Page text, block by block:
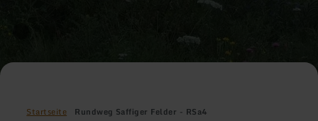
Startseite Rundweg Saffiger Felder - RSa4